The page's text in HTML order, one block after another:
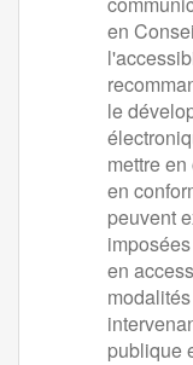
en
le
mettre
en
peuvent
en
publique